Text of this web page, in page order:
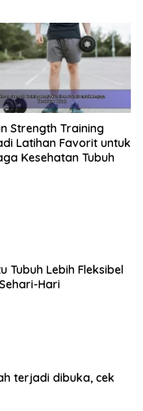
tergantung
umumnya
8 gelas air per
Pola
untuk pekerja
dan
kecil dan
kesehatan
aset yang paling
dan usaha
untuk mencari
membutuhkan
Strength Training
Latihan Favorit untuk
Kesehatan Tubuh
Tubuh Lebih Fleksibel
Hari
terjadi dibuka, cek